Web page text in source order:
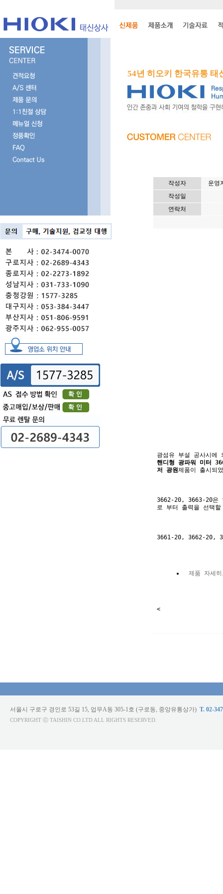
54년 히오키 한국유통 태
작성자
운영
작성일
연락처
핸디형 광파워 미터
저 광원
3662-20, 3663-20은
3661-20, 3662-20,
제품 자세
<
서울시 구로구 경인로 53길 15, 업무A동 305-1호 (구로동, 중앙유통상가) T. 02-
COPYRIGHT ⓒ TAISHIN CO.LTD ALL RIGHTS RESERVED.